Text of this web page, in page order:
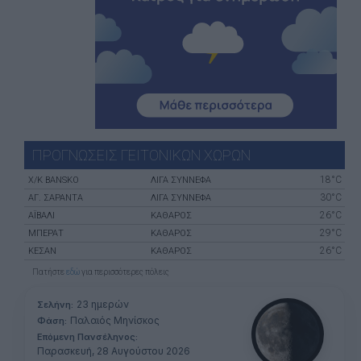
ΠΡΟΓΝΩΣΕΙΣ ΓΕΙΤΟΝΙΚΩΝ ΧΩΡΩΝ
X/K BANSKO ΛΙΓΑ ΣΥΝΝΕΦΑ 18°C
ΑΓ. ΣΑΡΆΝΤΑ ΛΙΓΑ ΣΥΝΝΕΦΑ 30°C
ΑΪΒΑΛΊ ΚΑΘΑΡΟΣ 26°C
ΜΠΕΡΆΤ ΚΑΘΑΡΟΣ 29°C
ΚΕΣΆΝ ΚΑΘΑΡΟΣ 26°C
Πατήστε εδώγια περισσότερες πόλεις
Σελήνη: 23 ημερών
Φάση: Παλαιός Μηνίσκος
Επόμενη Πανσέληνος:
Παρασκευή, 28 Αυγούστου 2026